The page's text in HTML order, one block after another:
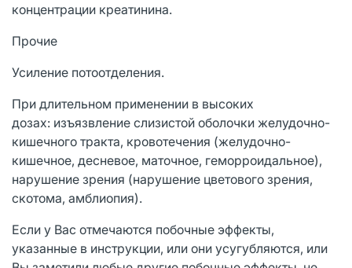
концентрации креатинина.
Прочие
Усиление потоотделения.
При длительном применении в высоких
дозах: изъязвление слизистой оболочки желудочно-
кишечного тракта, кровотечения (желудочно-
кишечное, десневое, маточное, геморроидальное),
нарушение зрения (нарушение цветового зрения,
скотома, амблиопия).
Если у Вас отмечаются побочные эффекты,
указанные в инструкции, или они усугубляются, или